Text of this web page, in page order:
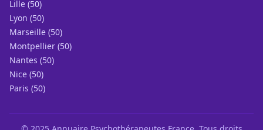
Lille (50)
Lyon (50)
Marseille (50)
Montpellier (50)
Nantes (50)
Nice (50)
Paris (50)